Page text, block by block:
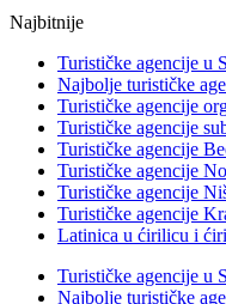
Najbitnije
Turističke agencije u
Najbolje turističke
Turističke agencije
Turističke agencije
Turističke agencije
Turističke agencije
Turističke agencije
Turističke agencije
Latinica u ćirilicu i
Turističke agencije u
Najbolje turističke